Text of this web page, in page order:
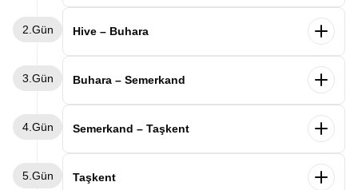
2.Gün Hive – Buhara
hareket ediyoruz. Varışımızla birlikte İpek Yolu'nun
Kalesi, Kalon Minaresi, Kalon Camii, Miri Arab
Medresesi, Lyabi Hauz Kompleksi ve tarihi çarşıları
mimarisiyle büyüleyen Buhara gezimizin ardından
3.Gün Buhara – Semerkand
devam ediyoruz. Ünlü mutasavvıf Bahaddin
Hosa Sarayı'nı geziyoruz. Verilecek serbest
4.Gün Semerkand – Taşkent
turumuza başlıyoruz. İlk durağımız Orta Asya'nın en
5.Gün Taşkent